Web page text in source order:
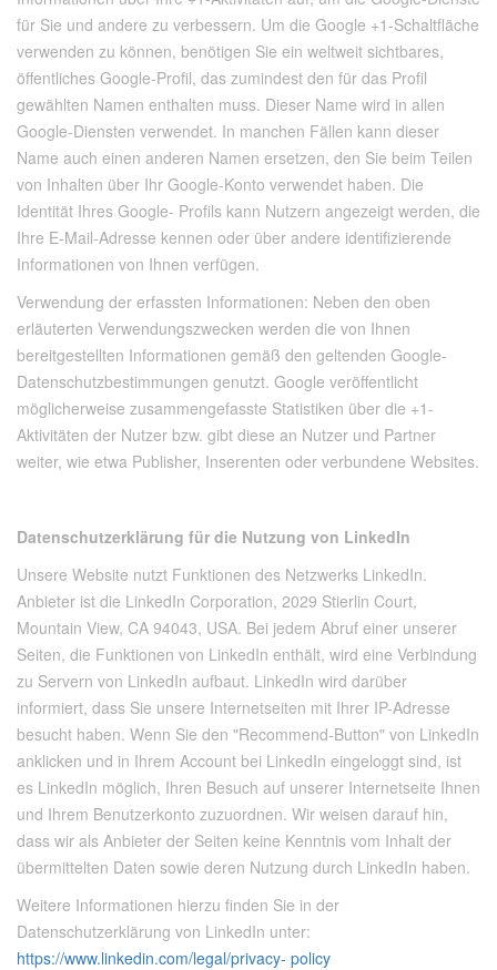
für Sie und andere zu verbessern. Um die Google +1-Schaltfläche
verwenden zu können, benötigen Sie ein weltweit sichtbares,
öffentliches Google-Profil, das zumindest den für das Profil
gewählten Namen enthalten muss. Dieser Name wird in allen
Google-Diensten verwendet. In manchen Fällen kann dieser
Name auch einen anderen Namen ersetzen, den Sie beim Teilen
von Inhalten über Ihr Google-Konto verwendet haben. Die
Identität Ihres Google- Profils kann Nutzern angezeigt werden, die
Ihre E-Mail-Adresse kennen oder über andere identifizierende
Informationen von Ihnen verfügen.
Verwendung der erfassten Informationen: Neben den oben
erläuterten Verwendungszwecken werden die von Ihnen
bereitgestellten Informationen gemäß den geltenden Google-
Datenschutzbestimmungen genutzt. Google veröffentlicht
möglicherweise zusammengefasste Statistiken über die +1-
Aktivitäten der Nutzer bzw. gibt diese an Nutzer und Partner
weiter, wie etwa Publisher, Inserenten oder verbundene Websites.
Datenschutzerklärung für die Nutzung von LinkedIn
Unsere Website nutzt Funktionen des Netzwerks LinkedIn.
Anbieter ist die LinkedIn Corporation, 2029 Stierlin Court,
Mountain View, CA 94043, USA. Bei jedem Abruf einer unserer
Seiten, die Funktionen von LinkedIn enthält, wird eine Verbindung
zu Servern von LinkedIn aufbaut. LinkedIn wird darüber
informiert, dass Sie unsere Internetseiten mit Ihrer IP-Adresse
besucht haben. Wenn Sie den "Recommend-Button" von LinkedIn
anklicken und in Ihrem Account bei LinkedIn eingeloggt sind, ist
es LinkedIn möglich, Ihren Besuch auf unserer Internetseite Ihnen
und Ihrem Benutzerkonto zuzuordnen. Wir weisen darauf hin,
dass wir als Anbieter der Seiten keine Kenntnis vom Inhalt der
übermittelten Daten sowie deren Nutzung durch LinkedIn haben.
Weitere Informationen hierzu finden Sie in der
Datenschutzerklärung von LinkedIn unter:
https://www.linkedin.com/legal/privacy- policy